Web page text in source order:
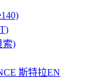
索)
斯特拉EN